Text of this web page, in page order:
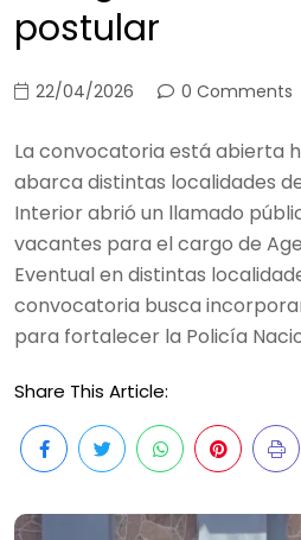
postular
22/04/2026 0 Comments
La convocatoria está abierta
abarca distintas localidades
Interior abrió un llamado
vacantes para el cargo de
Eventual en distintas
convocatoria busca
para fortalecer la Policía
Share This Article: